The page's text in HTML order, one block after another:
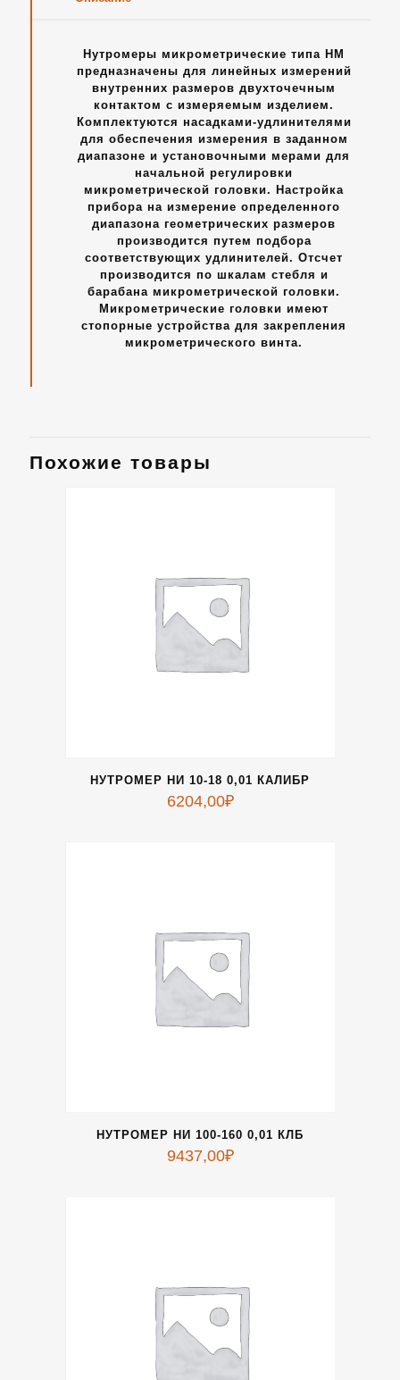
Нутромеры микрометрические типа НМ
предназначены для линейных измерений
внутренних размеров двухточечным
контактом с измеряемым изделием.
Комплектуются насадками-удлинителями
для обеспечения измерения в заданном
диапазоне и установочными мерами для
начальной регулировки
микрометрической головки. Настройка
прибора на измерение определенного
диапазона геометрических размеров
производится путем подбора
соответствующих удлинителей. Отсчет
производится по шкалам стебля и
барабана микрометрической головки.
Микрометрические головки имеют
стопорные устройства для закрепления
микрометрического винта.
Похожие товары
НУТРОМЕР НИ 10-18 0,01 КАЛИБР
6204,00₽
НУТРОМЕР НИ 100-160 0,01 КЛБ
9437,00₽